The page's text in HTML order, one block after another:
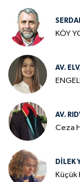
KÖY
AV.
AV.
Ceza
DILEK
Küçük